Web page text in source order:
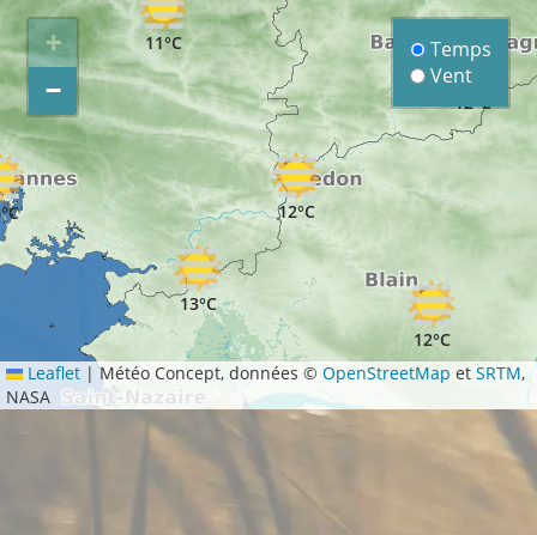
11°C
13°C
12°C
12°C
12°C
13°C
+
−
Temps
Vent
Leaflet | Météo Concept, données ©OpenStreetMap etSRTM,
NASA